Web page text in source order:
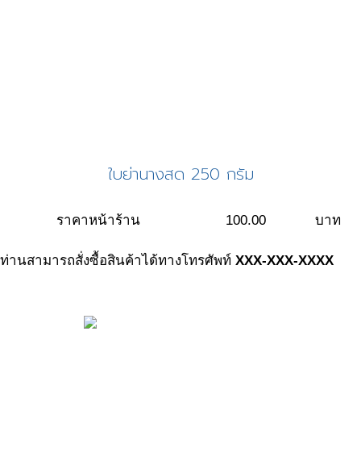
ใบย่านางสด 250 กรัม
ราคาหน้าร้าน 100.00 บาท
ท่านสามารถสั่งซื้อสินค้าได้ทางโทรศัพท์ XXX-XXX-XXXX